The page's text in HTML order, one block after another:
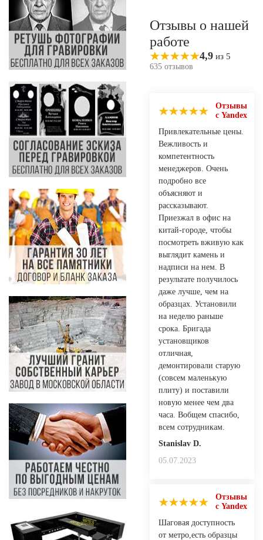
Отзывы о нашей
работе
4,9 из 5
635 отзывов
Отзывы
с Yandex
Привлекательные цены.
Вежливость и
компетентность
менеджеров. Очень
подробно все
объясняют и
рассказывают.
Приезжал в офис на
китай-городе, чтобы
посмотреть вживую как
выглядит камень и
надписи на нем. В
результате получилось
даже лучше, чем на
образцах. Установили
на неделю раньше
срока. Бригада
установщиков
отличная,
демонтировали старую
(совсем маленькую
плиту) и поставили
новую менее чем два
часа. Вобщем спасибо,
всем сотрудникам.
Stanislav D.
05.07.2023
Отзывы
с Yandex
Шаговая доступность
от метро,есть образцы